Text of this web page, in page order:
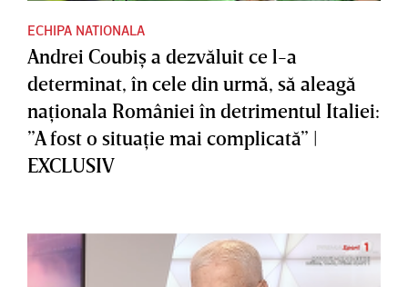
ECHIPA NATIONALA
Andrei Coubiş a dezvăluit ce l-a
determinat, în cele din urmă, să aleagă
naţionala României în detrimentul Italiei:
”A fost o situaţie mai complicată” |
EXCLUSIV